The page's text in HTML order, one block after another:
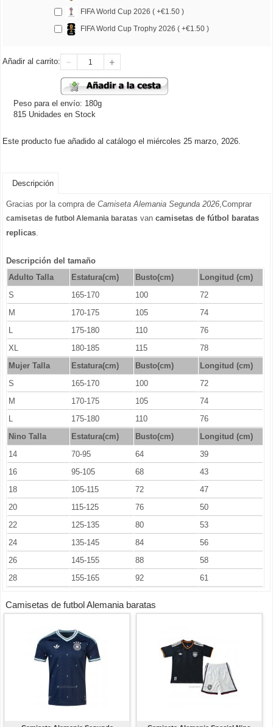
FIFA World Cup 2026 ( +€1.50 )
FIFA World Cup Trophy 2026 ( +€1.50 )
Añadir al carrito:
Peso para el envío: 180g
815 Unidades en Stock
Este producto fue añadido al catálogo el miércoles 25 marzo, 2026.
Descripción
Gracias por la compra de Camiseta Alemania Segunda 2026,Comprar
camisetas de futbol Alemania baratas van camisetas de fútbol baratas
replicas.
Descripción del tamaño
Adulto Talla
Estatura(cm) Busto(cm)
Longitud (cm)
S
165-170 100
72
M
170-175 105
74
L
175-180 110
76
XL
180-185 115
78
Mujer Talla
Estatura(cm) Busto(cm)
Longitud (cm)
S
165-170 100
72
M
170-175 105
74
L
175-180 110
76
Nino Talla
Estatura(cm) Busto(cm)
Longitud (cm)
14
70-95 64
39
16
95-105 68
43
18
105-115 72
47
20
115-125 76
50
22
125-135 80
53
24
135-145 84
56
26
145-155 88
58
28
155-165 92 61
Camisetas de futbol Alemania baratas